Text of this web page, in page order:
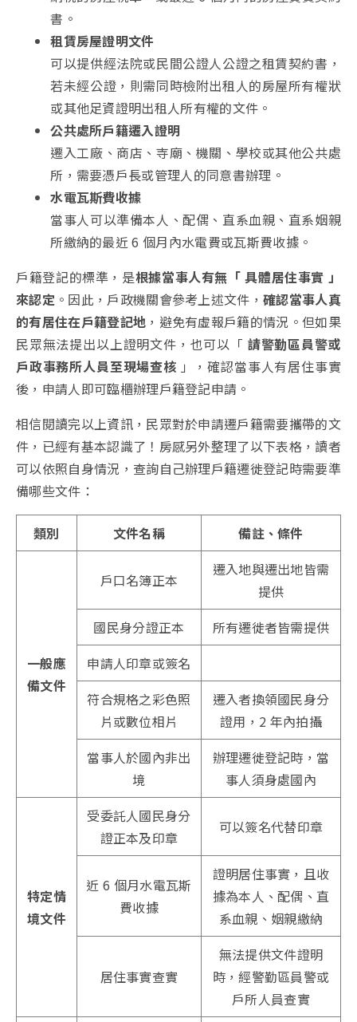
書。
租賃房屋證明文件
可以提供經法院或民間公證人公證之租賃契約書，
若未經公證，則需同時檢附出租人的房屋所有權狀
或其他足資證明出租人所有權的文件。
公共處所戶籍遷入證明
遷入工廠、商店、寺廟、機關、學校或其他公共處
所，需要憑戶長或管理人的同意書辦理。
水電瓦斯費收據
當事人可以準備本人、配偶、直系血親、直系姻親
所繳納的最近 6 個月內水電費或瓦斯費收據。
戶籍登記的標準，是根據當事人有無「 具體居住事實 」
來認定。因此，戶政機關會參考上述文件，確認當事人真
的有居住在戶籍登記地 ，避免有虛報戶籍的情況。但如果
民眾無法提出以上證明文件，也可以「 請警勤區員警或
戶政事務所人員至現場查核 」，確認當事人有居住事實
後，申請人即可臨櫃辦理戶籍登記申請。
相信閱讀完以上資訊，民眾對於申請遷戶籍需要攜帶的文
件，已經有基本認識了！房感另外整理了以下表格，讀者
可以依照自身情況，查詢自己辦理戶籍遷徙登記時需要準
備哪些文件：
類別 文件名稱 備註、條件
一般應
備文件
戶口名簿正本
遷入地與遷出地皆需
提供
國民身分證正本
所有遷徙者皆需提供
申請人印章或簽名
符合規格之彩色照
片或數位相片
遷入者換領國民身分
證用，2 年內拍攝
當事人於國內非出
境
辦理遷徙登記時，當
事人須身處國內
特定情
境文件
受委託人國民身分
證正本及印章
可以簽名代替印章
近 6 個月水電瓦斯
費收據
證明居住事實，且收
據為本人、配偶、直
系血親、姻親繳納
居住事實查實
無法提供文件證明
時，經警勤區員警或
戶所人員查實